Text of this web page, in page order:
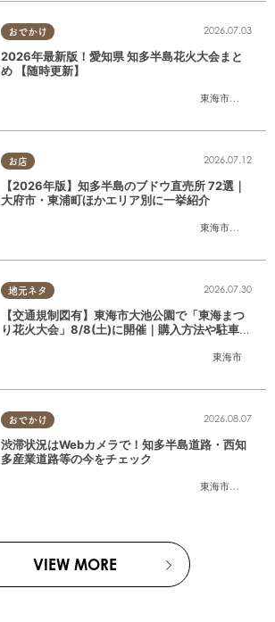
おでかけ
東海市
,大府市
2026.07.03
2026年最新版！愛知県 知多半島花火大会まと
め 【随時更新】
お店
東海市
,大府市
2026.07.12
【2026年版】知多半島のブドウ直売所 72選｜
大府市・東浦町ほかエリア別に一挙紹介
地元ネタ
東海市
2026.07.30
【交通規制図有】東海市大池公園で「東海まつ
り花火大会」8/8(土)に開催｜購入方法や駐車場
おでかけ
東海市
,大府市
2026.08.07
渋滞状況はWebカメラで！知多半島道路・西知
多産業道路等の今をチェック
VIEW MORE